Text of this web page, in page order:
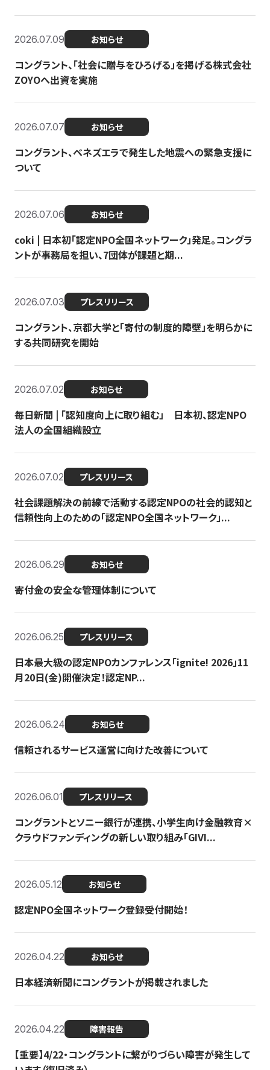
2026.07.09 お知らせ
コングラント、「社会に贈与をひろげる」を掲げる株式会社
ZOYOへ出資を実施
2026.07.07 お知らせ
コングラント、ベネズエラで発生した地震への緊急支援に
ついて
2026.07.06 お知らせ
coki | 日本初「認定NPO全国ネットワーク」発足。コングラ
ントが事務局を担い、7団体が課題と期...
2026.07.03 プレスリリース
コングラント、京都大学と「寄付の制度的障壁」を明らかに
する共同研究を開始
2026.07.02 お知らせ
毎日新聞 | 「認知度向上に取り組む」 日本初、認定NPO
法人の全国組織設立
2026.07.02 プレスリリース
社会課題解決の前線で活動する認定NPOの社会的認知と
信頼性向上のための「認定NPO全国ネットワーク」...
2026.06.29 お知らせ
寄付金の安全な管理体制について
2026.06.25 プレスリリース
日本最大級の認定NPOカンファレンス「ignite! 2026」11
月20日(金)開催決定！認定NP...
2026.06.24 お知らせ
信頼されるサービス運営に向けた改善について
2026.06.01 プレスリリース
コングラントとソニー銀行が連携、小学生向け金融教育×
クラウドファンディングの新しい取り組み「GIVI...
2026.05.12 お知らせ
認定NPO全国ネットワーク登録受付開始！
2026.04.22 お知らせ
日本経済新聞にコングラントが掲載されました
2026.04.22 障害報告
【重要】4/22・コングラントに繋がりづらい障害が発生して